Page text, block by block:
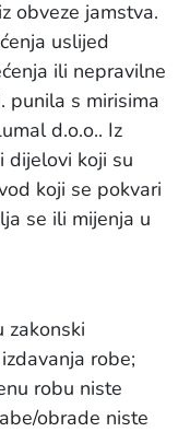
obveze jamstva.
uslijed
ili nepravilne
punila s mirisima
d.o.o.. Iz
dijelovi koji su
koji se pokvari
se ili mijenja u
zakonski
robe;
robu niste
obrade niste